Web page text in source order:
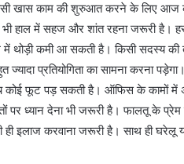
खास काम की शुरुआत करने के लिए आज
हाल में सहज और शांत रहना जरूरी है।
थोड़ी कमी आ सकती है। किसी सदस्य की
ज्यादा प्रतियोगिता का सामना करना
फूट पड़ सकती है। ऑफिस के कामों में
पर ध्यान देना भी जरूरी है। फालतू के
इलाज करवाना जरूरी है। साथ ही घरेलू